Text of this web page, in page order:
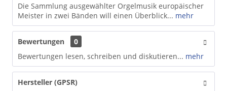
Die Sammlung ausgewählter Orgelmusik europäischer
Meister in zwei Bänden will einen Überblick... mehr
Bewertungen
0
Bewertungen lesen, schreiben und diskutieren... mehr
Hersteller (GPSR)